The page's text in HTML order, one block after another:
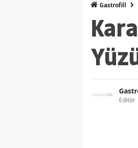
Gastrofill
Editör